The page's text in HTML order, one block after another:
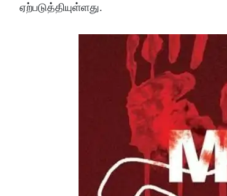
ஏற்படுத்தியுள்ளது.